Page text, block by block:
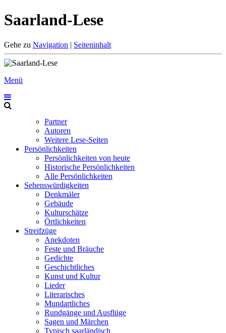
Saarland-Lese
Gehe zu Navigation | Seiteninhalt
Menü
Partner
Autoren
Weitere Lese-Seiten
Persönlichkeiten
Persönlichkeiten von heute
Historische Persönlichkeiten
Alle Persönlichkeiten
Sehenswürdigkeiten
Denkmäler
Gebäude
Kulturschätze
Örtlichkeiten
Streifzüge
Anekdoten
Feste und Bräuche
Gedichte
Geschichtliches
Kunst und Kultur
Lieder
Literarisches
Mundartliches
Rundgänge und Ausflüge
Sagen und Märchen
Typisch saarländisch